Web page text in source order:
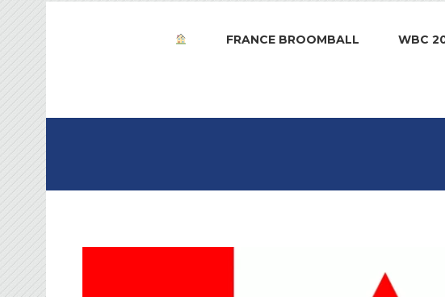
FRANCE BROOMBALL WBC